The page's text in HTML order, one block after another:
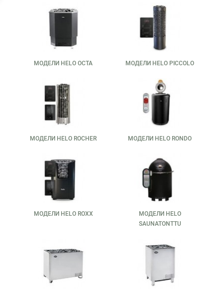
МОДЕЛИ HELO OCTA МОДЕЛИ HELO PICCOLO
МОДЕЛИ HELO ROCHER МОДЕЛИ HELO RONDO
МОДЕЛИ HELO ROXX
МОДЕЛИ HELO
SAUNATONTTU